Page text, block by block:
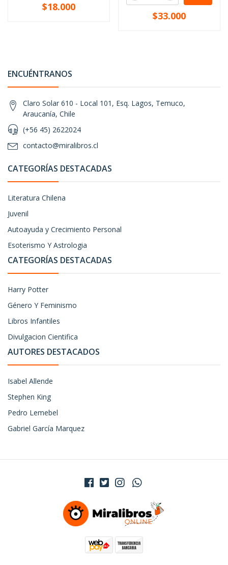
$18.000
$33.000
ENCUÉNTRANOS
Claro Solar 610 - Local 101, Esq. Lagos, Temuco,
Araucanía, Chile
(+56 45) 2622024
contacto@miralibros.cl
CATEGORÍAS DESTACADAS
Literatura Chilena
Juvenil
Autoayuda y Crecimiento Personal
Esoterismo Y Astrologia
CATEGORÍAS DESTACADAS
Harry Potter
Género Y Feminismo
Libros Infantiles
Divulgacion Cientifica
AUTORES DESTACADOS
Isabel Allende
Stephen King
Pedro Lemebel
Gabriel García Marquez